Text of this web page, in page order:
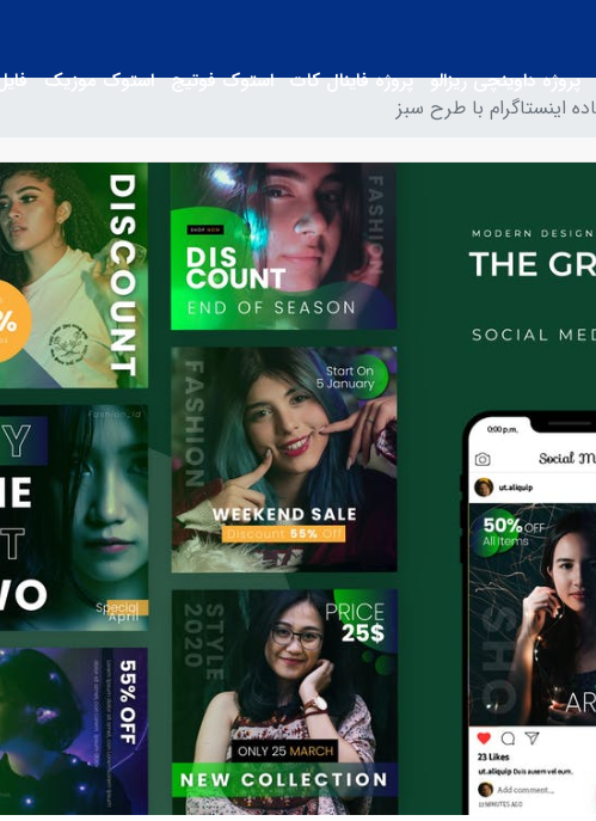
پروژه داوینچی ریزالو پروژه فاینال کات استوک فوتیج استوک موزیک